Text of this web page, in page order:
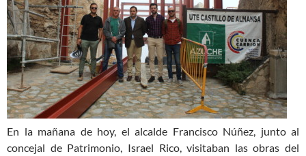
En la mañana de hoy, el alcalde Francisco Núñez, junto al
concejal de Patrimonio, Israel Rico, visitaban las obras del